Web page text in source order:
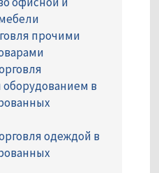
прочими
в
одеждой в